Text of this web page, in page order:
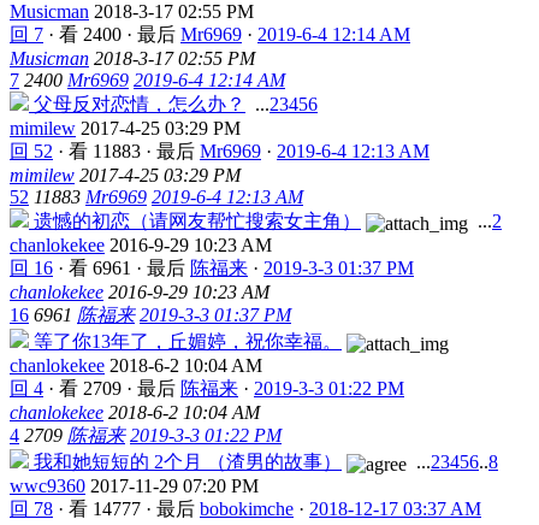
Musicman 2018-3-17 02:55 PM
回 7 · 看 2400 · 最后 Mr6969 · 2019-6-4 12:14 AM
Musicman 2018-3-17 02:55 PM
7 2400 Mr6969 2019-6-4 12:14 AM
父母反对恋情，怎么办？
...23456
mimilew 2017-4-25 03:29 PM
回 52 · 看 11883 · 最后 Mr6969 · 2019-6-4 12:13 AM
mimilew 2017-4-25 03:29 PM
52 11883 Mr6969 2019-6-4 12:13 AM
遗憾的初恋（请网友帮忙搜索女主角）
...2
chanlokekee 2016-9-29 10:23 AM
回 16 · 看 6961 · 最后 陈福来 · 2019-3-3 01:37 PM
chanlokekee 2016-9-29 10:23 AM
16 6961 陈福来 2019-3-3 01:37 PM
等了你13年了，丘媚婷，祝你幸福。
chanlokekee 2018-6-2 10:04 AM
回 4 · 看 2709 · 最后 陈福来 · 2019-3-3 01:22 PM
chanlokekee 2018-6-2 10:04 AM
4 2709 陈福来 2019-3-3 01:22 PM
我和她短短的 2个月 （渣男的故事）
...23456..8
wwc9360 2017-11-29 07:20 PM
回 78 · 看 14777 · 最后 bobokimche · 2018-12-17 03:37 AM